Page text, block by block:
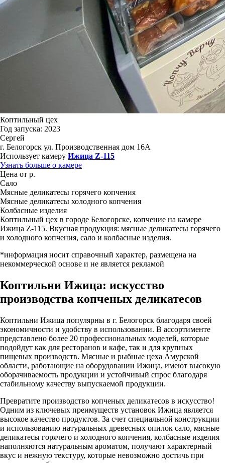
Коптильный цех
Год запуска: 2023
Сергей
г. Белогорск ул. Производственная дом 16А
Использует камеру Ижица Z-115
Узнать больше о камере
Цена от р.
Сало
Мясные деликатесы горячего копчения
Мясные деликатесы холодного копчения
Колбасные изделия
Коптильный цех в городе Белогорске, копчение на камере
Ижица Z-115. Вкусная продукция: мясные деликатесы горячего
и холодного копчения, сало и колбасные изделия.
*информация носит справочный характер, размещена на
некоммерческой основе и не является рекламой
Коптильни Ижица: искусство
производства копченых деликатесов
Коптильни Ижица популярны в г. Белогорск благодаря своей
экономичности и удобству в использовании. В ассортименте
представлено более 20 профессиональных моделей, которые
подойдут как для ресторанов и кафе, так и для крупных
пищевых производств. Мясные и рыбные цеха Амурской
области, работающие на оборудовании Ижица, имеют высокую
оборачиваемость продукции и устойчивый спрос благодаря
стабильному качеству выпускаемой продукции.
Превратите производство копченых деликатесов в искусство!
Одним из ключевых преимуществ установок Ижица является
высокое качество продуктов. За счет специальной конструкции
и использованию натуральных древесных опилок сало, мясные
деликатесы горячего и холодного копчения, колбасные изделия
наполняются натуральным ароматом, получают характерный
вкус и нежную текстуру, которые невозможно достичь при